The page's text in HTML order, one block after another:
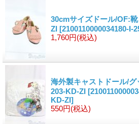
30cmサイズドール/OF:
ZI [2100110000034180-I-
1,760円(税込)
海外製キャストドール/グ
203-KD-ZI
KD-ZI]
550円(税込)